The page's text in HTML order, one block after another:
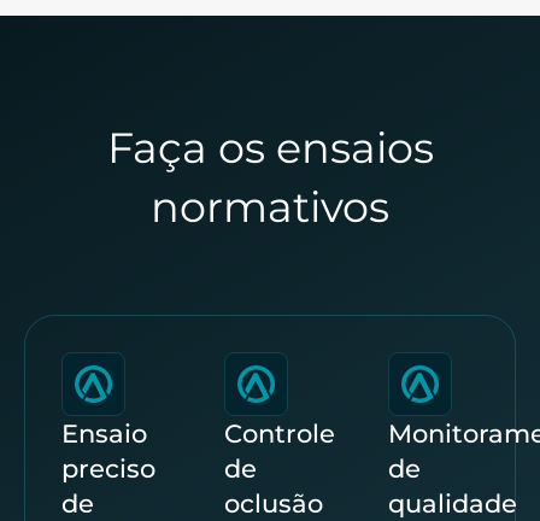
Faça os ensaios
normativos
Ensaio
preciso
de
Controle
de
oclusão
de
qualidade